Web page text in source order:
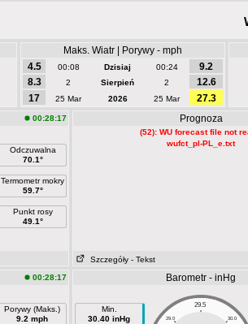
Maks. Wiatr | Porywy - mph
4.5
00:08 Dzisiaj 00:24
9.2
8.3
2 Sierpień 2
12.6
17
25 Mar 2026 25 Mar 27.3
00:28:17
Odczuwalna
70.1°
Termometr mokry
59.7°
Punkt rosy
49.1°
Prognoza
(52): WU forecast file not
wufct_pl-PL_e.txt
Szczegóły - Tekst
00:28:17
Porywy (Maks.)
9.2 mph
Barometr - inHg
Min.
30.40 inHg
29.5
29.0 30.0